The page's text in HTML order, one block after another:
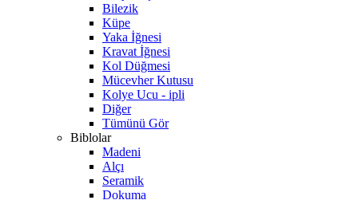
Bilezik
Küpe
Yaka İğnesi
Kravat İğnesi
Kol Düğmesi
Mücevher Kutusu
Kolye Ucu - ipli
Diğer
Tümünü Gör
Biblolar
Madeni
Alçı
Seramik
Dokuma